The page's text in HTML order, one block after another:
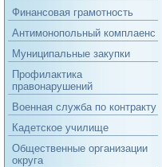
Финансовая грамотность
Антимонопольный комплаенс
Муниципальные закупки
Профилактика
правонарушений
Военная служба по контракту
Кадетское училище
Общественные организации
округа